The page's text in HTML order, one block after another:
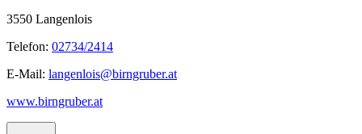
3550 Langenlois
Telefon: 02734/2414
E-Mail: langenlois@birngruber.at
www.birngruber.at